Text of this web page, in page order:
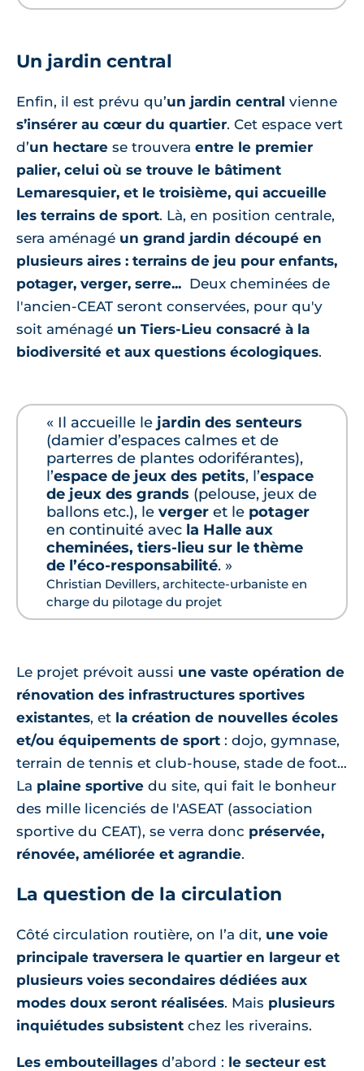
Un jardin central
Enfin, il est prévu qu’un jardin central vienne
s’insérer au cœur du quartier. Cet espace vert
d’un hectare se trouvera entre le premier
palier, celui où se trouve le bâtiment
Lemaresquier, et le troisième, qui accueille
les terrains de sport. Là, en position centrale,
sera aménagé un grand jardin découpé en
plusieurs aires : terrains de jeu pour enfants,
potager, verger, serre... Deux cheminées de
l'ancien-CEAT seront conservées, pour qu'y
soit aménagé un Tiers-Lieu consacré à la
biodiversité et aux questions écologiques.
« Il accueille le jardin des senteurs
(damier d’espaces calmes et de
parterres de plantes odoriférantes),
l’espace de jeux des petits, l’espace
de jeux des grands (pelouse, jeux de
ballons etc.), le verger et le potager
en continuité avec la Halle aux
cheminées, tiers-lieu sur le thème
de l’éco-responsabilité. »
Christian Devillers, architecte-urbaniste en
charge du pilotage du projet
Le projet prévoit aussi une vaste opération de
rénovation des infrastructures sportives
existantes, et la création de nouvelles écoles
et/ou équipements de sport : dojo, gymnase,
terrain de tennis et club-house, stade de foot…
La plaine sportive du site, qui fait le bonheur
des mille licenciés de l'ASEAT (association
sportive du CEAT), se verra donc préservée,
rénovée, améliorée et agrandie.
La question de la circulation
Côté circulation routière, on l’a dit, une voie
principale traversera le quartier en largeur et
plusieurs voies secondaires dédiées aux
modes doux seront réalisées. Mais plusieurs
inquiétudes subsistent chez les riverains.
Les embouteillages d’abord : le secteur est